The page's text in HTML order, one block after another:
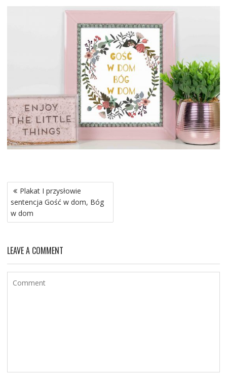
Nawigacja
wpisu
Plakat I przysłowie
sentencja Gość w dom, Bóg
w dom
LEAVE A COMMENT